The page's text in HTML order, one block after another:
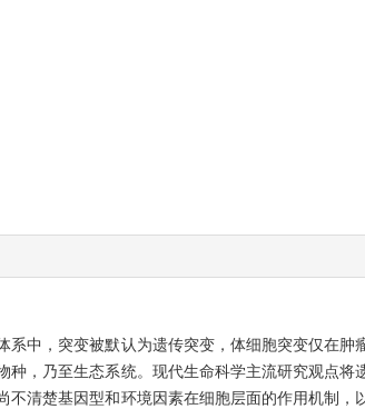
中，突变被默认为遗传突变，体细胞突变仅在肿
，乃至生态系统。现代生命科学主流研究观点将
清楚基因型和环境因素在细胞层面的作用机制，